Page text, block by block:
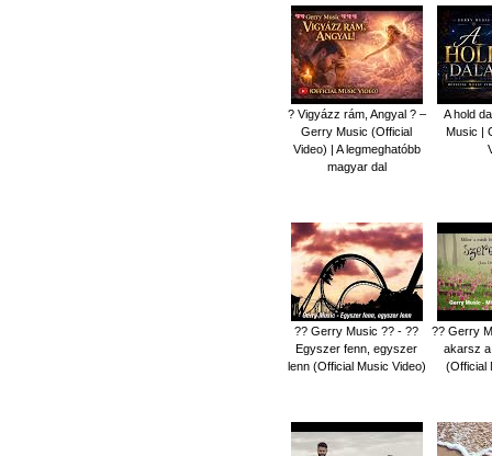
? Vigyázz rám, Angyal ? –
Gerry Music (Official
Video) | A legmeghatóbb
magyar dal
A hold
Music |
?? Gerry Music ?? - ??
Egyszer fenn, egyszer
lenn (Official Music Video)
?? Gerry
akarsz
(Official